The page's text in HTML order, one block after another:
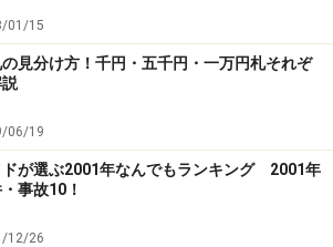
01/15
見分け方！千円・五千円・一万円札それぞ
06/19
ドが選ぶ2001年なんでもランキング 2001年
事故10！
12/26